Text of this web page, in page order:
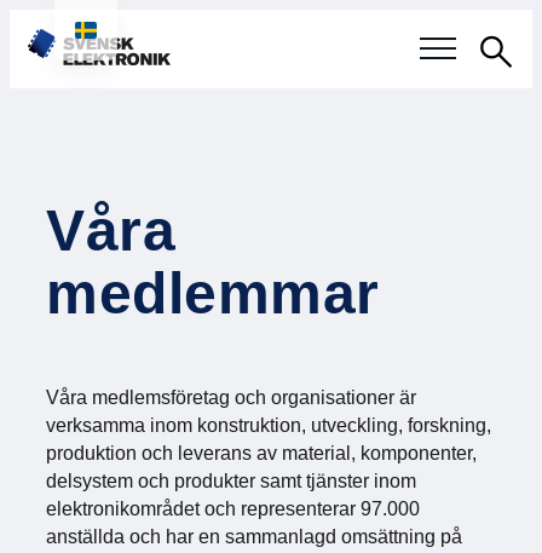
Sök
Smartare Elektroniksystem
Internationellt Samarbete
Våra
medlemmar
Våra medlemsföretag och organisationer är
verksamma inom konstruktion, utveckling, forskning,
produktion och leverans av material, komponenter,
delsystem och produkter samt tjänster inom
elektronikområdet och representerar 97.000
anställda och har en sammanlagd omsättning på